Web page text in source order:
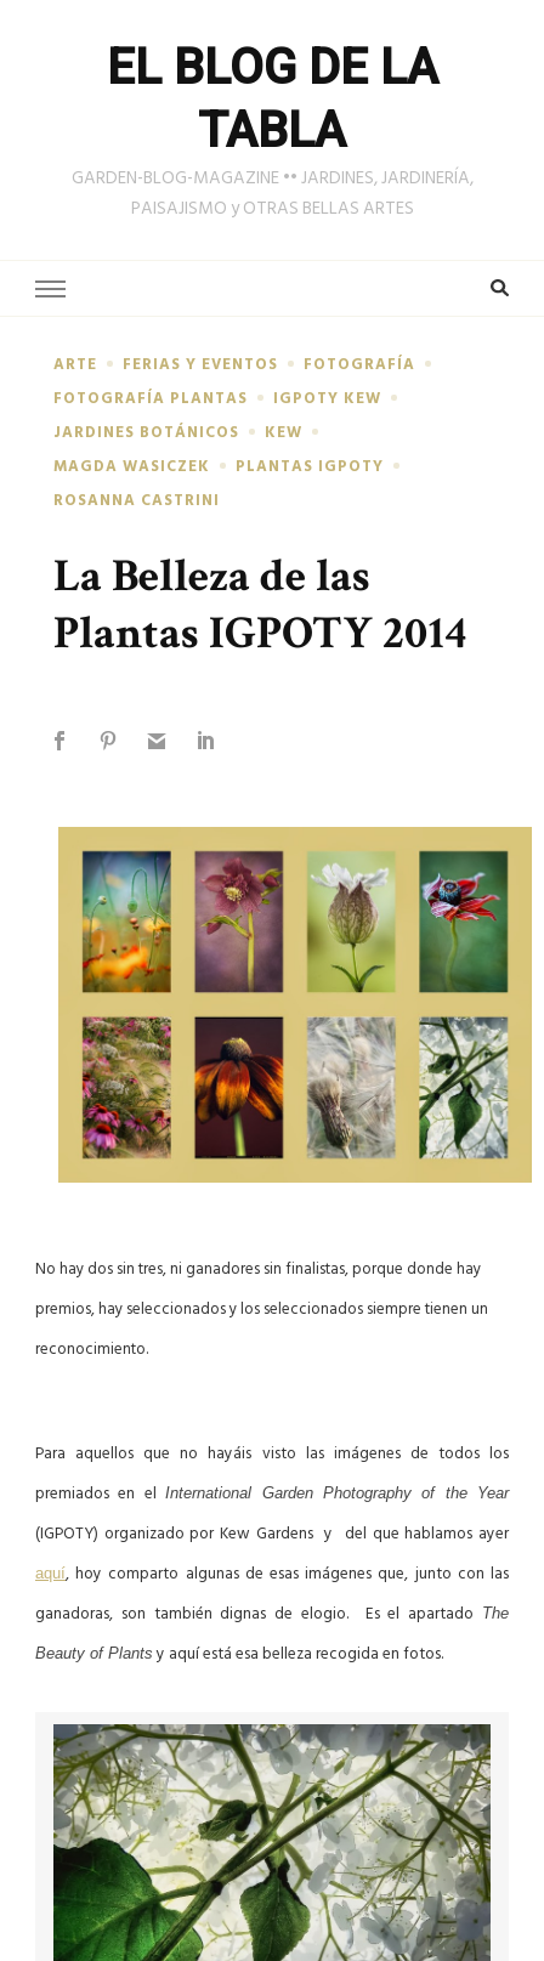
EL BLOG DE LA
TABLA
GARDEN-BLOG-MAGAZINE •• JARDINES, JARDINERÍA,
PAISAJISMO y OTRAS BELLAS ARTES
ARTE FERIAS Y EVENTOS
FOTOGRAFÍA
FOTOGRAFÍA PLANTAS
IGPOTY KEW
JARDINES BOTÁNICOS
KEW
MAGDA WASICZEK
PLANTAS IGPOTY
ROSANNA CASTRINI
La Belleza de las
Plantas IGPOTY 2014
No hay dos sin tres, ni ganadores sin finalistas, porque donde hay
premios, hay seleccionados y los seleccionados siempre tienen un
reconocimiento.
Para aquellos que no hayáis visto las imágenes de todos los
premiados en elInternational Garden Photography of the Year
(IGPOTY) organizado por Kew Gardens y del que hablamos ayer
aquí, hoy comparto algunas de esas imágenes que, junto con las
ganadoras, son también dignas de elogio. Es el apartado The
Beauty of Plants y aquí está esa belleza recogida en fotos.